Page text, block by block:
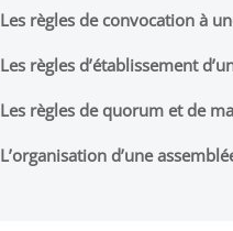
Les règles de convocation à
Les règles d’établissement
Les règles de quorum et de
L’organisation d’une